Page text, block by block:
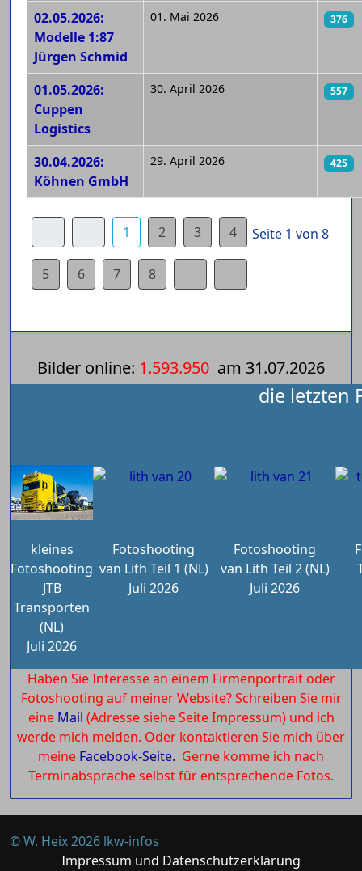
02.05.2026:
Modelle 1:87
Jürgen Schmid
01. Mai 2026 376
01.05.2026:
Cuppen
Logistics
30. April 2026 557
30.04.2026:
Köhnen GmbH
29. April 2026 425
Seite 1 von 8
1 2 3 4
5 6 7 8
Bilder online: 1.593.950 am 31.07.2026
die letzten
kleines
Fotoshooting
JTB
Transporten
(NL)
Juli 2026
Fotoshooting
van Lith Teil 1 (NL)
Juli 2026
Fotoshooting
van Lith Teil 2 (NL)
Juli 2026
Haben Sie Interesse an einem Firmenportrait oder
Fotoshooting auf meiner Website? Schreiben Sie mir
eine Mail (Adresse siehe Seite Impressum) und ich
werde mich melden. Oder kontaktieren Sie mich über
meine Facebook-Seite. Gerne komme ich nach
Terminabsprache selbst für entsprechende Fotos.
© W. Heix 2026 lkw-infos
Impressum und Datenschutzerklärung